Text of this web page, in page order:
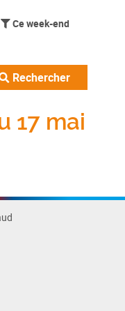
17 mai
Ce week-end
Rechercher